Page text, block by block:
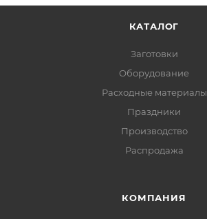
КАТАЛОГ
Заготовки
Оборудование
Расходные материалы
Праздники
Производство
Распродажа
КОМПАНИЯ